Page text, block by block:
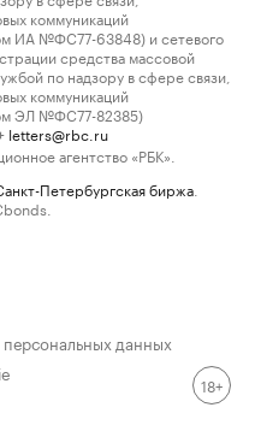
коммуникаций
ИА №ФС77-63848) и сетевого
средства массовой
по надзору в сфере связи,
коммуникаций
ЭЛ №ФС77-82385)
letters@rbc.ru
агентство «РБК».
Петербургская биржа
данных
18+